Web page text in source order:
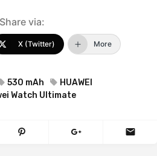
Share via:
X (Twitter) More
530 mAh
HUAWEI
Watch Ultimate